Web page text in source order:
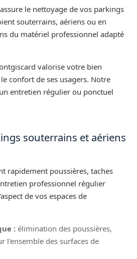
le nettoyage de vos parkings
souterrains, aériens ou en
du matériel professionnel adapté
valorise votre bien
confort de ses usagers. Notre
entretien régulier ou ponctuel
souterrains et aériens
rapidement poussières, taches
professionnel régulier
de vos espaces de
: élimination des poussières,
l'ensemble des surfaces de